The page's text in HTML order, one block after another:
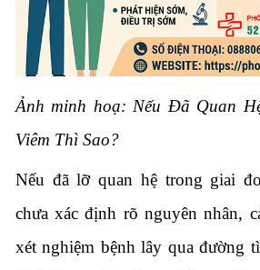
Ảnh minh hoạ: Nếu Đã Quan
Viêm Thì Sao?
Nếu đã lỡ quan hệ trong giai
chưa xác định rõ nguyên nhân,
xét nghiệm bệnh lây qua đường